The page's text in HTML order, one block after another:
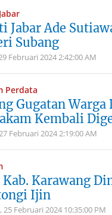
Jabar Ade
Subang
Februari 20242:42:00 AM
Perdata
Gugatan
Kembali
Februari 20242:19:00 AM
Kab. Karawang
Ijin
25 Februari 2024 10:35:00 PM